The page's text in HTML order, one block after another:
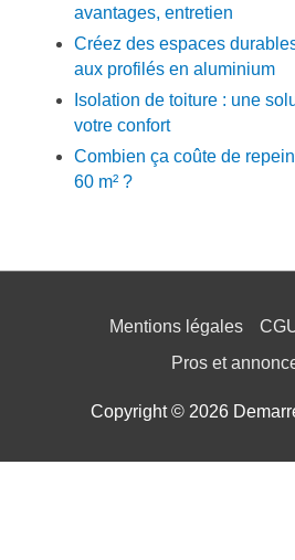
avantages, entretien
Créez des espaces
aux profilés en aluminium
Isolation de toiture : une
votre confort
Combien ça coûte de
60 m² ?
Mentions légales
Pros et
Copyright © 2026